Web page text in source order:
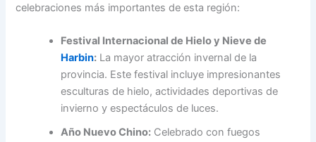
celebraciones más importantes de esta región:
Festival Internacional de Hielo y Nieve de
Harbin: La mayor atracción invernal de la
provincia. Este festival incluye impresionantes
esculturas de hielo, actividades deportivas de
invierno y espectáculos de luces.
Año Nuevo Chino: Celebrado con fuegos